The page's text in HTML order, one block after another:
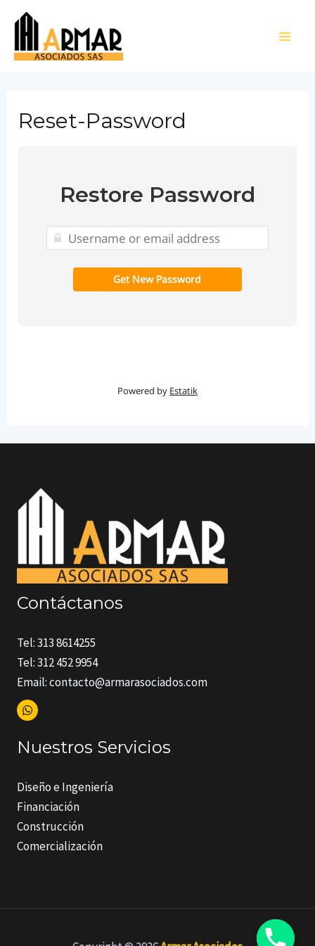
contenido
Reset-Password
Restore Password
Powered by Estatik
Contáctanos
Tel: 313 8614255
Tel: 312 452 9954
Email: contacto@armarasociados.com
Nuestros Servicios
Diseño e Ingeniería
Financiación
Construcción
Comercialización